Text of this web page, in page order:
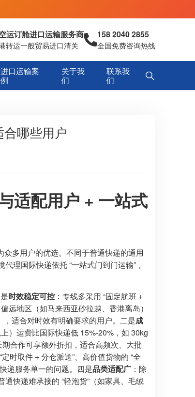
运订舱进口运输服务商
转运一般贸易进口清关
158 2040 2855
全国免费咨询热线
进口运输案
例
关于我
们
联系我
们
哪些用户
适配用户 + 一站式
众多用户的优选。不同于普通快递的通用
理国际快递依托 “一站式门到门运输”，
时效稳定可控 ：专线多采用 “固定航班 +
远地区（如马来西亚砂拉越、香港离岛）
适合对时效有明确要求的用户。二是成
）运费比国际快递低 15%-20%，如 30kg
合作可享额外折扣，适合高频次、大批
时取件 + 分仓派送”、高价值货物的 “全
递服务单一的问题。四是品类适配广 ：除
快递难承接的 “轻泡货”（如家具、毛绒